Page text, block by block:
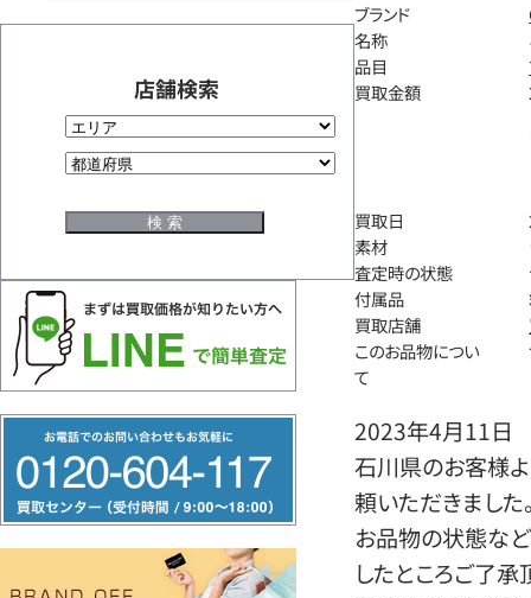
店舗検索
リ
ー
ブランド
名称
品目
買取金額
買取日
素材
査定時の状態
付属品
買取店舗
このお品物につい
て
2023年4月11日
石川県のお客様よ
頼いただきました
お品物の状態など
したところご了